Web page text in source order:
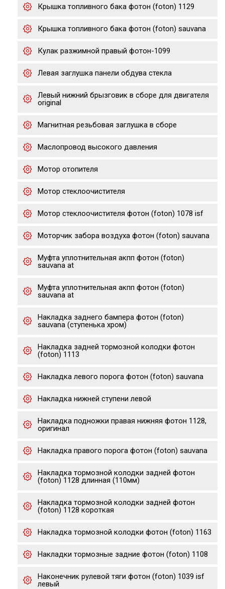
Крышка топливного бака фотон (foton) 1129
Крышка топливного бака фотон (foton) sauvana
Кулак разжимной правый фотон-1099
Левая заглушка панели обдува стекла
Левый нижний брызговик в сборе для двигателя
original
Магнитная резьбовая заглушка в сборе
Маслопровод высокого давления
Мотор отопителя
Мотор стеклоочистителя
Мотор стеклоочистителя фотон (foton) 1078 isf
Моторчик забора воздуха фотон (foton) sauvana
Муфта уплотнительная акпп фотон (foton)
sauvana at
Муфта уплотнительная акпп фотон (foton)
sauvana at
Накладка заднего бампера фотон (foton)
sauvana (ступенька хром)
Накладка задней тормозной колодки фотон
(foton) 1113
Накладка левого порога фотон (foton) sauvana
Накладка нижней ступени левой
Накладка подножки правая нижняя фотон 1128,
оригинал
Накладка правого порога фотон (foton) sauvana
Накладка тормозной колодки задней фотон
(foton) 1128 длинная (110мм)
Накладка тормозной колодки задней фотон
(foton) 1128 короткая
Накладка тормозной колодки фотон (foton) 1163
Накладки тормозные задние фотон (foton) 1108
Наконечник рулевой тяги фотон (foton) 1039 isf
левый